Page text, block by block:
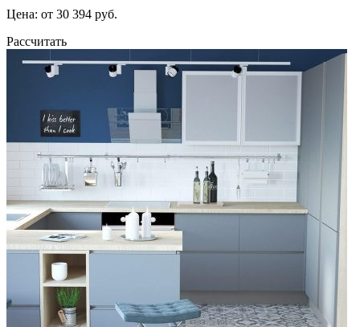
Цена: от 30 394 руб.
Рассчитать